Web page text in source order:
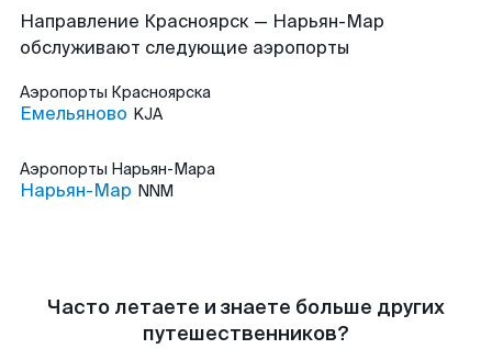
Направление Красноярск — Нарьян-Мар
обслуживают следующие аэропорты
Аэропорты Красноярска
Емельяново KJA
Аэропорты Нарьян-Мара
Нарьян-Мар NNM
Часто летаете и знаете больше других
путешественников?